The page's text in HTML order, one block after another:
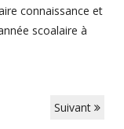
connaissance et
scoalaire à
Suivant